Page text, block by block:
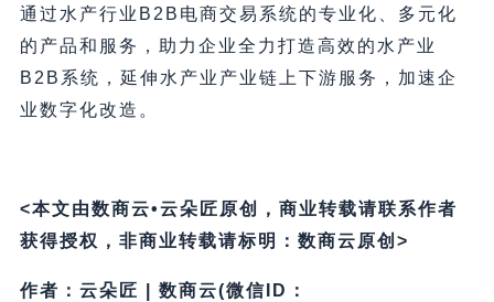
通过水产行业B2B电商交易系统的专业化、多元化
的产品和服务，助力企业全力打造高效的水产业
B2B系统，延伸水产业产业链上下游服务，加速企
业数字化改造。
<本文由数商云•云朵匠原创，商业转载请联系作者
获得授权，非商业转载请标明：数商云原创>
作者：云朵匠 | 数商云(微信ID：